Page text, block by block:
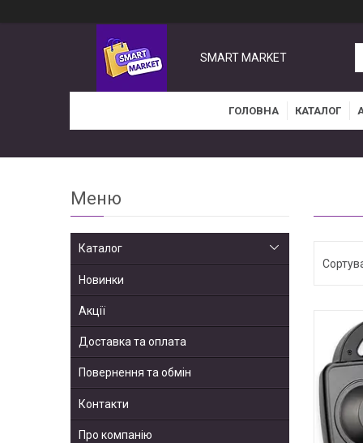
SMART MARKET
ГОЛОВНА КАТАЛОГ
Каталог
Новинки
Акції
Доставка та оплата
Повернення та обмін
Контакти
Про компанію